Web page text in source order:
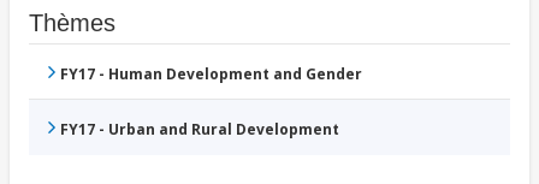
Thèmes
FY17 - Human Development and Gender
FY17 - Urban and Rural Development